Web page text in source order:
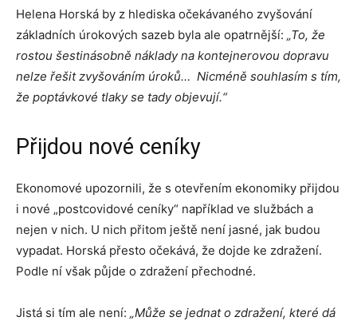
Helena Horská by z hlediska očekávaného zvyšování
základních úrokových sazeb byla ale opatrnější: „To, že
rostou šestinásobně náklady na kontejnerovou dopravu
nelze řešit zvyšováním úroků… Nicméně souhlasím s tím,
že poptávkové tlaky se tady objevují.“
Přijdou nové ceníky
Ekonomové upozornili, že s otevřením ekonomiky přijdou
i nové „postcovidové ceníky“ například ve službách a
nejen v nich. U nich přitom ještě není jasné, jak budou
vypadat. Horská přesto očekává, že dojde ke zdražení.
Podle ní však půjde o zdražení přechodné.
Jistá si tím ale není: „Může se jednat o zdražení, které dá